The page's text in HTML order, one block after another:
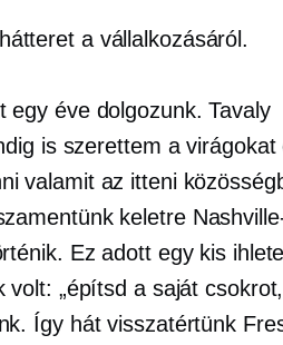
a vállalkozásáról.
egy éve dolgozunk. Tavaly
is szerettem a virágokat
valamit az itteni
keletre
Ez adott egy kis
volt: „építsd a saját csokrot,
Így hát visszatértünk